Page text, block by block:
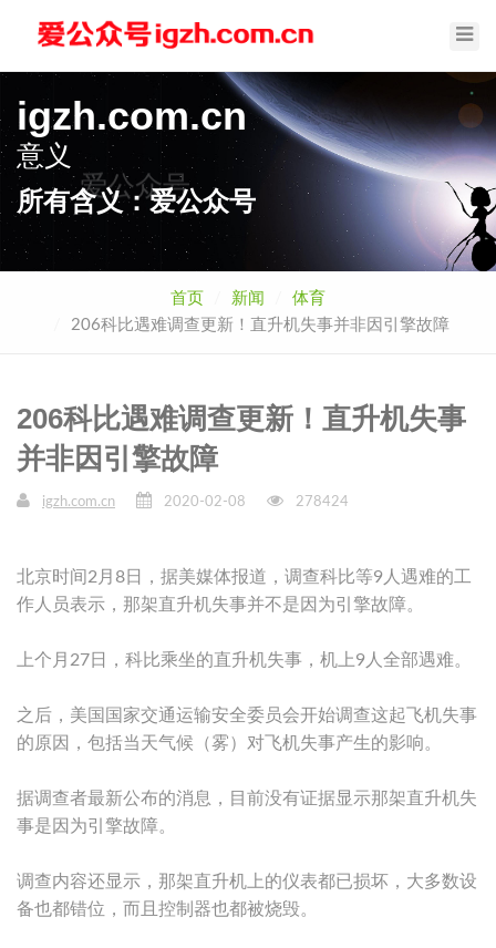
igzh.com.cn
意义
爱公众号
所有含义：爱公众号
首页 新闻
体育
206科比遇难调查更新！直升机失事并非因引擎故障
206科比遇难调查更新！直升机失事
并非因引擎故障
igzh.com.cn 2020-02-08 278424
北京时间2月8日，据美媒体报道，调查科比等9人遇难的工
作人员表示，那架直升机失事并不是因为引擎故障。
上个月27日，科比乘坐的直升机失事，机上9人全部遇难。
之后，美国国家交通运输安全委员会开始调查这起飞机失事
的原因，包括当天气候（雾）对飞机失事产生的影响。
据调查者最新公布的消息，目前没有证据显示那架直升机失
事是因为引擎故障。
调查内容还显示，那架直升机上的仪表都已损坏，大多数设
备也都错位，而且控制器也都被烧毁。